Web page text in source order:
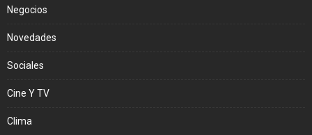
Negocios
Novedades
Sociales
Cine Y TV
Clima